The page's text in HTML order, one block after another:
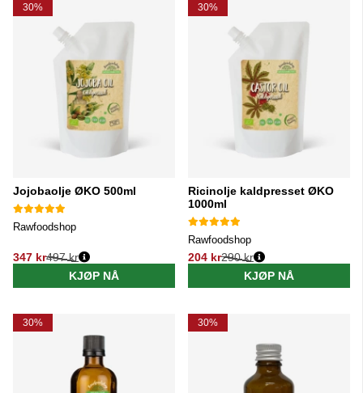
30%
Jojobaolje ØKO 500ml
Rawfoodshop
347 kr
Vanlig pris:
497 kr
KJØP NÅ
30%
Ricinolje kaldpresset ØKO
1000ml
Rawfoodshop
204 kr
Vanlig pris:
290 kr
KJØP NÅ
30% 30%